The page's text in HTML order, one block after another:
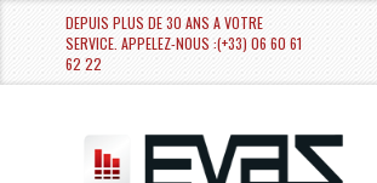
DEPUIS PLUS DE 30 ANS A VOTRE
SERVICE. APPELEZ-NOUS :(+33) 06 60 61
62 22